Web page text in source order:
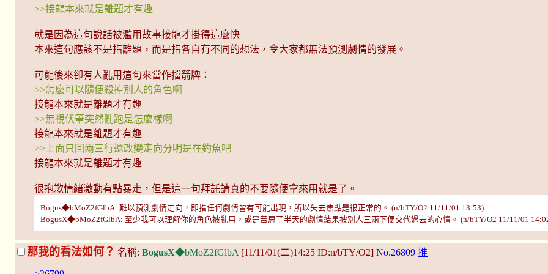
>>接龍本來就是離題才有趣
就是因為這句說話被濫用故事接龍才掛得這麼快
本來這句應該不是指離題，而是指各自有不同的想法，令大家都無法預測劇情的發展。
可能後來卻有人亂用這句來當作擋箭牌：
>>怎麼可以隨便殺掉別人的角色啊
接龍本來就是離題才有趣
>>無視伏筆突然亂跑是怎麼樣啊
接龍本來就是離題才有趣
>>上面只回兩三行還改變走向分明是在釣魚吧
接龍本來就是離題才有趣
很抱歉情緒激動有點暴走，但是這一句拜託請真的不要隨便拿來用就是了。
Bogus◆bMoZ2fGlbA: 難以預測劇情走向，即指任何劇情皆有可能出現，所以失去焦點是很正常的。 (n/bTY/O2 11/11/01 13:53)
BogusX◆bMoZ2fGlbA: 至少我可以理解你的角色被亂用，或是苦思了半天的劇情結果被別人三兩下便交代過去的心情。 (n/bTY/O2 11/11/01
那我的看法如何？ 名稱: BogusX◆bMoZ2fGlbA [11/11/01(二)14:25 ID:n/bTY/O2] No.26809 推